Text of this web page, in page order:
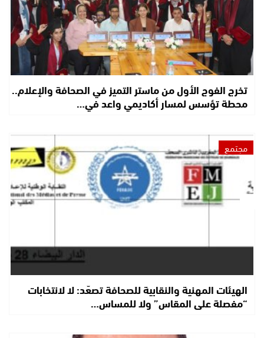
تخرج الفوج الأول من ماستر التميز في الصحافة والإعلام..
محطة تؤسس لمسار أكاديمي واعد في…
مجتمع
الهيئات المهنية والنقابية للصحافة تصعّد: لا لانتخابات
“مفصلة على المقاس” ولا للمساس…